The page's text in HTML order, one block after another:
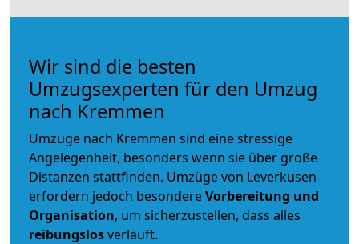
Wir sind die besten
Umzugsexperten für den Umzug
nach Kremmen
Umzüge nach Kremmen sind eine stressige
Angelegenheit, besonders wenn sie über große
Distanzen stattfinden. Umzüge von Leverkusen
erfordern jedoch besondereVorbereitung und
Organisation, um sicherzustellen, dass alles
reibungslosverläuft.